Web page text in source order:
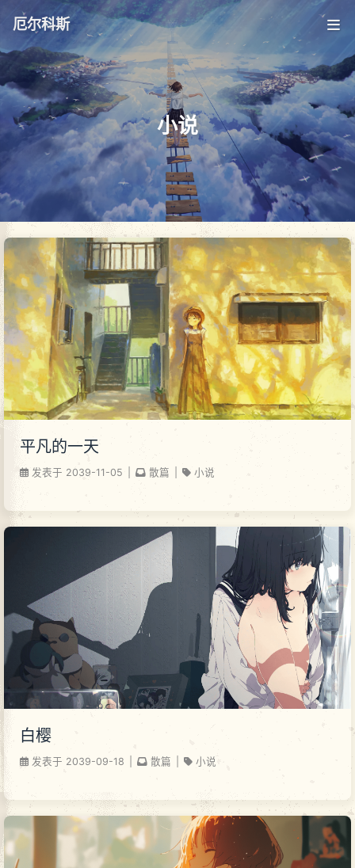
厄尔科斯
小说
平凡的一天
发表于 2039-11-05 散篇 小说
白樱
发表于 2039-09-18 散篇 小说